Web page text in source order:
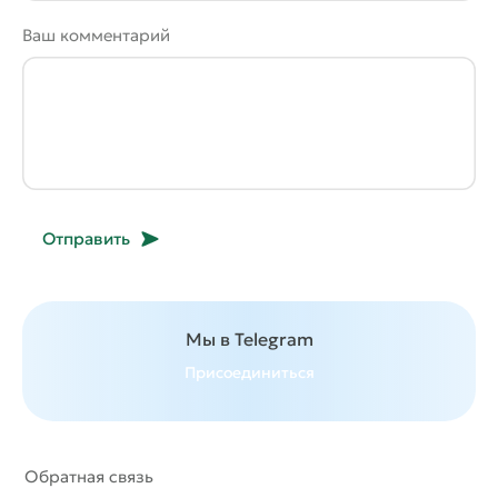
Ваш комментарий
Отправить
Мы в Telegram
Присоединиться
Обратная связь